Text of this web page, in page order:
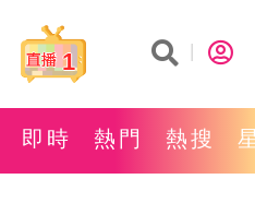
1
即時 熱門 熱搜